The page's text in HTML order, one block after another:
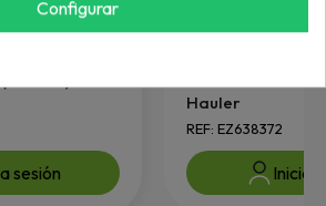
sesión
Luna Abatible
Hauler
REF: EZ638372
Inicia
Configurar